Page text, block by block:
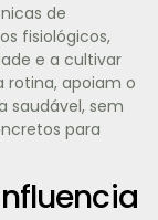
de
fisiológicos,
e a cultivar
rotina, apoiam o
saudável, sem
para